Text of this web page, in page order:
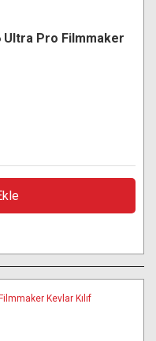
Ultra Pro Filmmaker